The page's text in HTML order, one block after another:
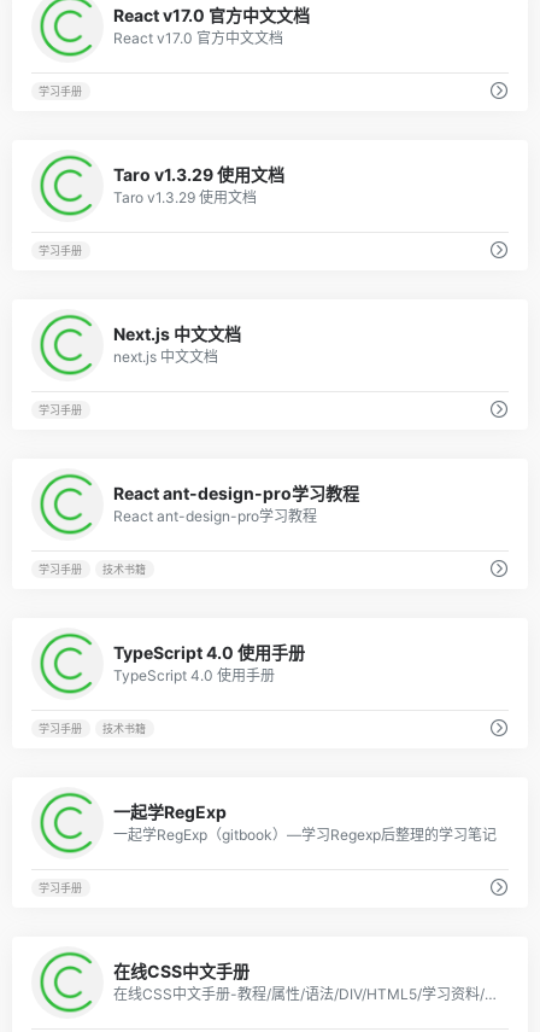
React v17.0 官方中文文档
React v17.0 官方中文文档
学习手册
Taro v1.3.29 使用文档
Taro v1.3.29 使用文档
学习手册
Next.js 中文文档
next.js 中文文档
学习手册
React ant-design-pro学习教程
React ant-design-pro学习教程
学习手册 技术书籍
TypeScript 4.0 使用手册
TypeScript 4.0 使用手册
学习手册 技术书籍
一起学RegExp
一起学RegExp（gitbook）—学习Regexp后整理的学习笔记
学习手册
在线CSS中文手册
在线CSS中文手册-教程/属性/语法/DIV/HTML5/学习资料/参考指南